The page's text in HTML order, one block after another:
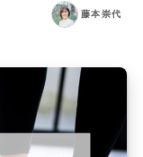
藤本崇代